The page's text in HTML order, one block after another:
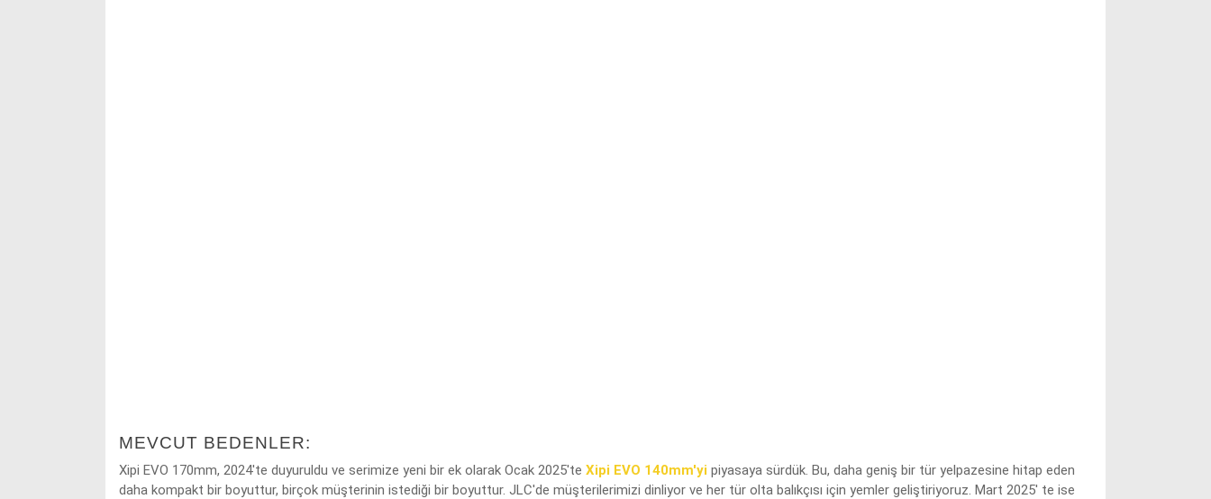
MEVCUT BEDENLER:
Xipi EVO 170mm, 2024'te duyuruldu ve serimize yeni bir ek olarak Ocak 2025'te Xipi EVO 140mm'yi piyasaya sürdük. Bu, daha geniş bir tür yelpazesine hitap eden
daha kompakt bir boyuttur, birçok müşterinin istediği bir boyuttur. JLC'de müşterilerimizi dinliyor ve her tür olta balıkçısı için yemler geliştiriyoruz. Mart 2025' te ise